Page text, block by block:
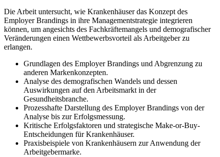
Die Arbeit untersucht, wie Krankenhäuser das Konzept des
Employer Brandings in ihre Managementstrategie integrieren
können, um angesichts des Fachkräftemangels und demografischer
Veränderungen einen Wettbewerbsvorteil als Arbeitgeber zu
erlangen.
Grundlagen des Employer Brandings und Abgrenzung zu
anderen Markenkonzepten.
Analyse des demografischen Wandels und dessen
Auswirkungen auf den Arbeitsmarkt in der
Gesundheitsbranche.
Prozesshafte Darstellung des Employer Brandings von der
Analyse bis zur Erfolgsmessung.
Kritische Erfolgsfaktoren und strategische Make-or-Buy-
Entscheidungen für Krankenhäuser.
Praxisbeispiele von Krankenhäusern zur Anwendung der
Arbeitgebermarke.